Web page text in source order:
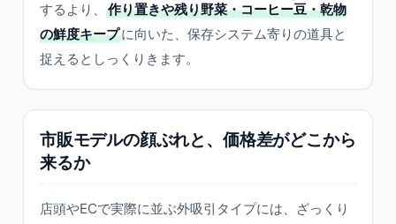
するより、
作り置きや残り野菜・コーヒー豆・乾物
の鮮度キープに向いた、保存システム寄りの道具と
捉えるとしっくりきます。
市販モデルの顔ぶれと、価格差がどこから
来るか
店頭やECで実際に並ぶ外吸引タイプには、ざっくり